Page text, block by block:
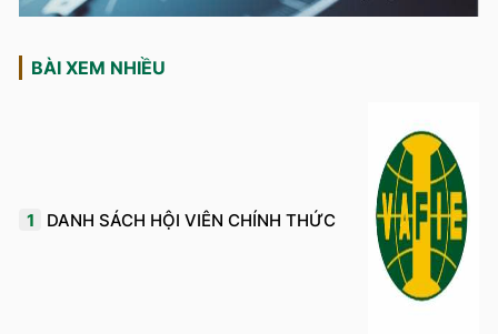
BÀI XEM NHIỀU
1 DANH SÁCH HỘI VIÊN CHÍNH THỨC